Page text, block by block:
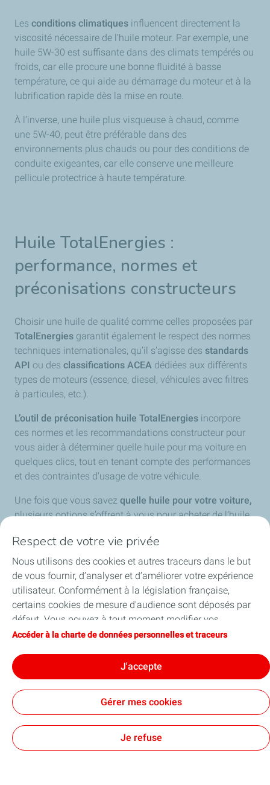
Les conditions climatiques influencent directement la
viscosité nécessaire de l’huile moteur. Par exemple, une
huile 5W-30 est suffisante dans des climats tempérés ou
froids, car elle procure une bonne fluidité à basse
température, ce qui aide au démarrage du moteur et à la
lubrification rapide dès la mise en route.
À l’inverse, une huile plus visqueuse à chaud, comme
une 5W-40, peut être préférable dans des
environnements plus chauds ou pour des conditions de
conduite exigeantes, car elle conserve une meilleure
pellicule protectrice à haute température.
Huile TotalEnergies :
performance, normes et
préconisations constructeurs
Choisir une huile de qualité comme celles proposées par
TotalEnergies garantit également le respect des normes
techniques internationales, qu’il s’agisse des standards
API ou des classifications ACEA dédiées aux différents
types de moteurs (essence, diesel, véhicules avec filtres
à particules, etc.).
L’outil de préconisation huile TotalEnergies incorpore
ces normes et les recommandations constructeur pour
vous aider à déterminer quelle huile pour ma voiture en
quelques clics, tout en tenant compte des performances
et des contraintes d’usage de votre véhicule.
Une fois que vous savez quelle huile pour votre voiture,
plusieurs options s’offrent à vous pour acheter de l’huile
des conseils personnalisés sur place. Ou e
boutique automobile,en comparant les grades (comme
5W-30 ou 5W-40) et les quantités adaptées à votre
moteur.
Découvrez nos offres et
services pour vous
accompagner au quotidien
Respect de votre vie privée
Nous utilisons des cookies et autres traceurs dans le but
de vous fournir, d’analyser et d’améliorer votre expérience
utilisateur. Conformément à la législation française,
certains cookies de mesure d'audience sont déposés par
défaut. Vous pouvez à tout moment modifier vos
paramètres de cookies en cliquant sur le bouton « Gérer
vous acceptez le dépôt de l’ensemble des cookies. Dans le
cas où vous cliquez sur « Je refuse », seuls les cookies
techniques nécessaires au bon fonctionnement du site
seront utilisés. Pour plus d’informations, vous pouvez
traceurs ».
Accéder à la charte de données personnelles et traceurs
J'accepte
Gérer mes cookies
Je refuse